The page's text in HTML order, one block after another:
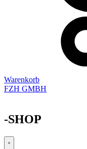
Warenkorb
FZH GMBH
-SHOP